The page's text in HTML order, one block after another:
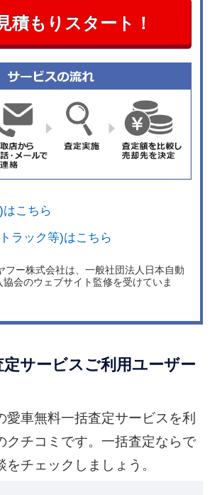
積もりスタート！
こちら
ラック等)はこちら
フー株式会社は、一般社団法人日本自動
協会のウェブサイト監修を受けていま
定サービスご利用ユーザー
愛車無料一括査定サービスを利
クチコミです。一括査定ならで
チェックしましょう。